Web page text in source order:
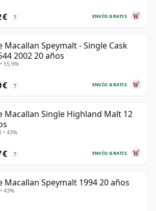
ENVÍO GRATIS
€ ?
Macallan Speymalt - Single Cask
2002 20 años
55.9%
ENVÍO GRATIS
€ ?
Macallan Single Highland Malt 12
• 43%
ENVÍO GRATIS
€ ?
Macallan Speymalt 1994 20 años
43%